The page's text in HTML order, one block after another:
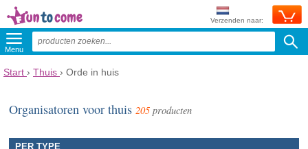
Verzenden naar:
Menu
Start › Thuis › Orde in huis
Organisatoren voor thuis205 producten
PER TYPE